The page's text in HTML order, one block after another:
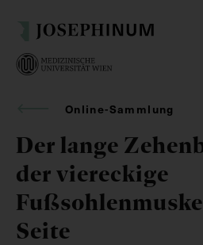
Online-Sammlung
Der lange
der viereckige
Seite